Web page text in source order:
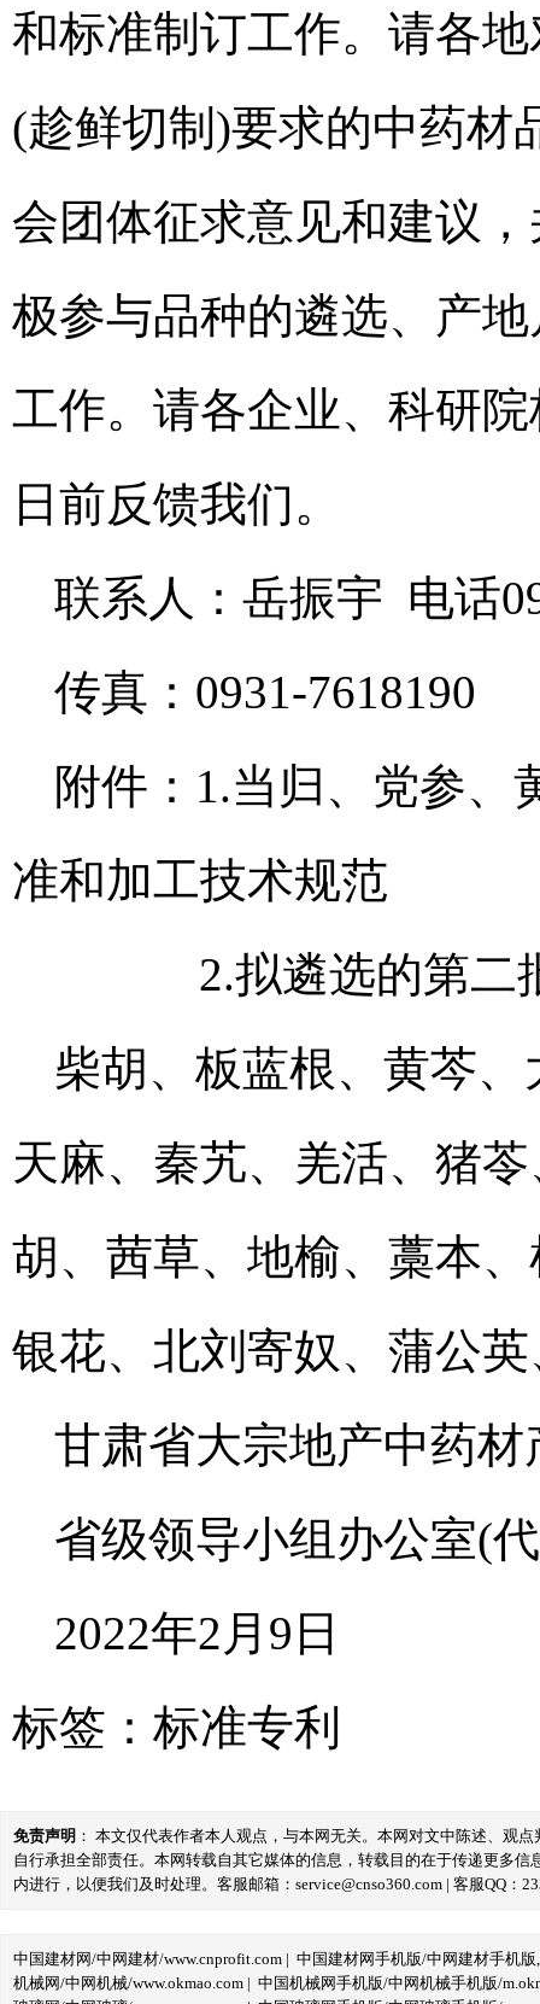
和标准制订工作。请各
(趁鲜切制)要求的中药材
会团体征求意见和建议
极参与品种的遴选、产
工作。请各企业、科研
日前反馈我们。
联系人：岳振宇 电话
传真：0931-
附件：1.当归、党参、
准和加工技术规范
2.拟遴选的第二批
柴胡、板蓝根、黄芩
天麻、秦艽、羌活、猪
胡、茜草、地榆、藁本
银花、北刘寄奴、蒲公
甘肃省大宗地产中药
省级领导小组办公室(
2022年2月9日
标签： 标准专利
免责声明 ： 本文仅代表作者本人观点，与本网无关。本网对文中陈述、观
自行承担全部责任。本网转载自其它媒体的信息，转载目的在于传递更多
内进行，以便我们及时处理。客服邮箱：service@cnso360.com | 客服QQ：
中国建材网/中网建材/www.cnprofit.com | 中国建材网手机版/中网建材手机版
机械网/中网机械/www.okmao.com | 中国机械网手机版/中网机械手机版/